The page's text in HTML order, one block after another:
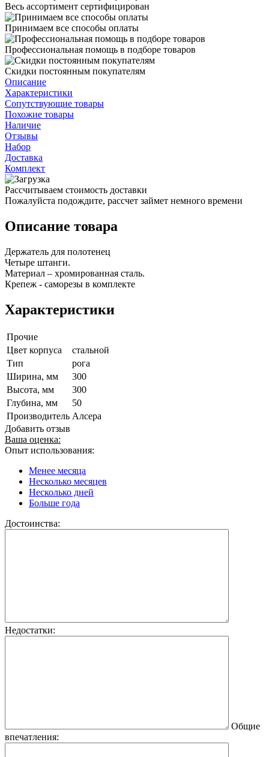
Весь ассортимент сертифицирован
Принимаем все способы оплаты
Профессиональная помощь в подборе товаров
Скидки постоянным покупателям
Описание
Характеристики
Сопутствующие товары
Похожие товары
Наличие
Отзывы
Набор
Доставка
Комплект
Рассчитываем стоимость доставки
Пожалуйста подождите, рассчет займет немного времени
Описание товара
Держатель для полотенец
Четыре штанги.
Материал – хромированная сталь.
Крепеж - саморезы в комплекте
Характеристики
Прочие
Цвет корпуса
стальной
Тип
рога
Ширина, мм
300
Высота, мм
300
Глубина, мм
50
Производитель Алсера
Добавить отзыв
Ваша оценка:
Опыт использования:
Менее месяца
Несколько месяцев
Несколько дней
Больше года
Достоинства:
Недостатки:
Общие
впечатления: